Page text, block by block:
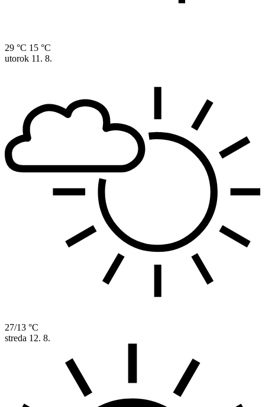
29 °C 15 °C
utorok 11. 8.
27/13 °C
streda 12. 8.